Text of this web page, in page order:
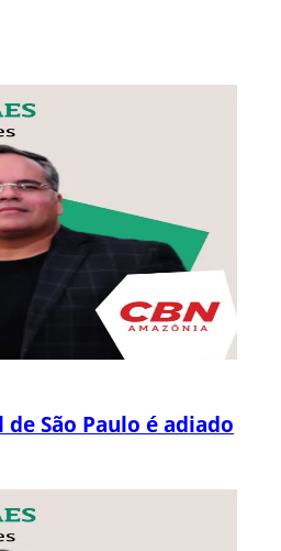
São Paulo é adiado